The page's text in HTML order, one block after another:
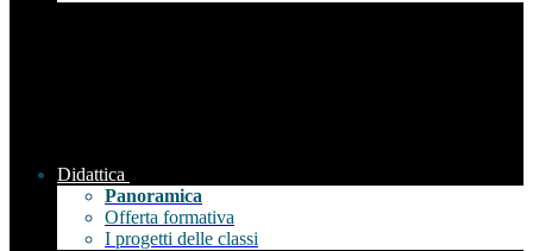
Didattica
Panoramica
Offerta formativa
I progetti delle classi